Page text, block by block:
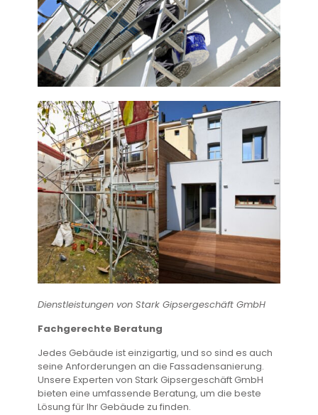
Dienstleistungen von Stark Gipsergeschäft GmbH
Fachgerechte Beratung
Jedes Gebäude ist einzigartig, und so sind es auch
seine Anforderungen an die Fassadensanierung.
Unsere Experten von Stark Gipsergeschäft GmbH
bieten eine umfassende Beratung, um die beste
Lösung für Ihr Gebäude zu finden.